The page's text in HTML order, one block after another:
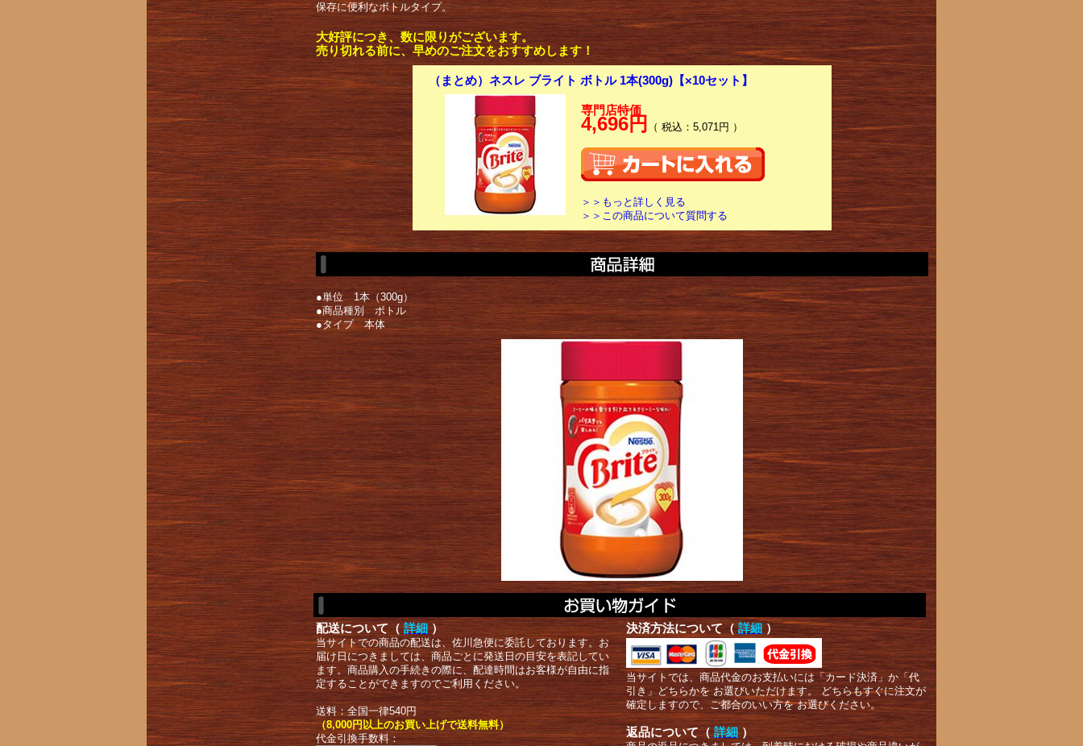
保存に便利なボトルタイプ。
大好評につき、数に限りがございます。
売り切れる前に、早めのご注文をおすすめします！
（まとめ）ネスレ ブライト ボトル 1本(300g)【×10セット】
専門店特価
4,696円 （ 税込：5,071円 ）
＞＞もっと詳しく見る
＞＞この商品について質問する
●単位 1本（300g）
●商品種別 ボトル
●タイプ 本体
配送について（ 詳細 ）
当サイトでの商品の配送は、佐川急便に委託しております。お
届け日につきましては、商品ごとに発送日の目安を表記してい
ます。商品購入の手続きの際に、配達時間はお客様が自由に指
定することができますのでご利用ください。
送料：全国一律540円
（8,000円以上のお買い上げで送料無料）
代金引換手数料：
決済方法について（ 詳細 ）
当サイトでは、商品代金のお支払いには「カード決済」か「代
引き」どちらかを お選びいただけます。 どちらもすぐに注文が
確定しますので、ご都合のいい方を お選びください。
返品について（ 詳細 ）